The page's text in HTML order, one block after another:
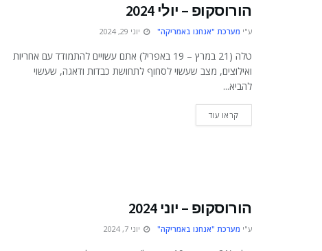
הורוסקופ – יולי 2024
ע"י מערכת "אנחנו באמריקה" יוני 29, 2024
טלה (21 במרץ – 19 באפריל) אתם עשויים להתמודד עם אחריות
ואילוצים, מצב שעשוי לסחוף לתחושת כבדות ודאגה, שעשוי
להביא...
קראו עודDETAILS
הורוסקופ – יוני 2024
ע"י מערכת "אנחנו באמריקה" יוני 7, 2024